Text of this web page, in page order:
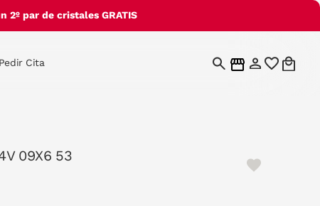
2º par de cristales GRATIS
Pedir Cita
09X6 53